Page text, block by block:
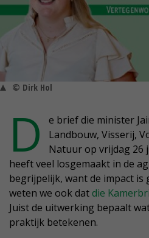
© Dirk Hol
D
e brief die minister
Landbouw, Visserij,
Natuur op vrijdag 26
heeft veel losgemaakt in de
begrijpelijk, want de impact
weten we ook datdie
Juist de uitwerking bepaalt
praktijk betekenen.